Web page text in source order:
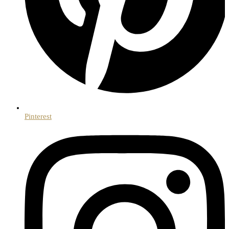
Pinterest